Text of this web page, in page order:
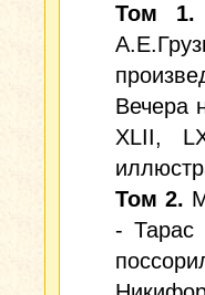
Том 1.
Вечера
XLII,
Том 2.
- Тарас